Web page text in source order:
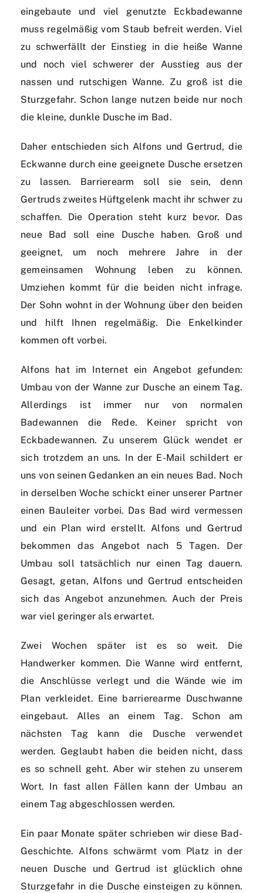
eingebaute und viel genutzte Eckbadewanne
muss regelmäßig vom Staub befreit werden. Viel
zu schwerfällt der Einstieg in die heiße Wanne
und noch viel schwerer der Ausstieg aus der
nassen und rutschigen Wanne. Zu groß ist die
Sturzgefahr. Schon lange nutzen beide nur noch
die kleine, dunkle Dusche im Bad.
Daher entschieden sich Alfons und Gertrud, die
Eckwanne durch eine geeignete Dusche ersetzen
zu lassen. Barrierearm soll sie sein, denn
Gertruds zweites Hüftgelenk macht ihr schwer zu
schaffen. Die Operation steht kurz bevor. Das
neue Bad soll eine Dusche haben. Groß und
geeignet, um noch mehrere Jahre in der
gemeinsamen Wohnung leben zu können.
Umziehen kommt für die beiden nicht infrage.
Der Sohn wohnt in der Wohnung über den beiden
und hilft Ihnen regelmäßig. Die Enkelkinder
kommen oft vorbei.
Alfons hat im Internet ein Angebot gefunden:
Umbau von der Wanne zur Dusche an einem Tag.
Allerdings ist immer nur von normalen
Badewannen die Rede. Keiner spricht von
Eckbadewannen. Zu unserem Glück wendet er
sich trotzdem an uns. In der E-Mail schildert er
uns von seinen Gedanken an ein neues Bad. Noch
in derselben Woche schickt einer unserer Partner
einen Bauleiter vorbei. Das Bad wird vermessen
und ein Plan wird erstellt. Alfons und Gertrud
bekommen das Angebot nach 5 Tagen. Der
Umbau soll tatsächlich nur einen Tag dauern.
Gesagt, getan, Alfons und Gertrud entscheiden
sich das Angebot anzunehmen. Auch der Preis
war viel geringer als erwartet.
Zwei Wochen später ist es so weit. Die
Handwerker kommen. Die Wanne wird entfernt,
die Anschlüsse verlegt und die Wände wie im
Plan verkleidet. Eine barrierearme Duschwanne
eingebaut. Alles an einem Tag. Schon am
nächsten Tag kann die Dusche verwendet
werden. Geglaubt haben die beiden nicht, dass
es so schnell geht. Aber wir stehen zu unserem
Wort. In fast allen Fällen kann der Umbau an
einem Tag abgeschlossen werden.
Ein paar Monate später schrieben wir diese Bad-
Geschichte. Alfons schwärmt vom Platz in der
neuen Dusche und Gertrud ist glücklich ohne
Sturzgefahr in die Dusche einsteigen zu können.